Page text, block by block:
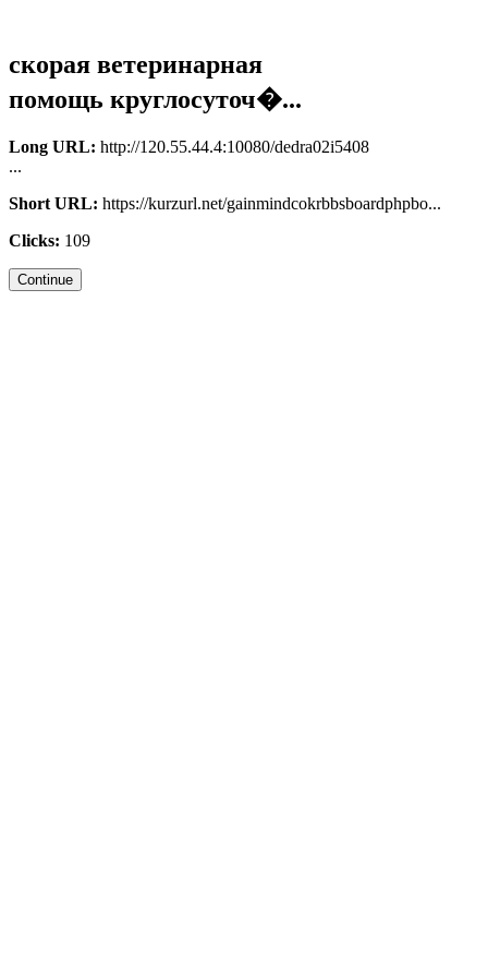
скорая ветеринарная
помощь круглосуточ�...
Long URL: http://120.55.44.4:10080/dedra02i5408
...
Short URL: https://kurzurl.net/gainmindcokrbbsboardphpbo...
Clicks: 109
Continue